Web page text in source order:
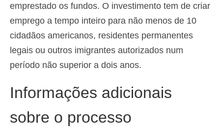
emprestado os fundos. O investimento tem de criar
emprego a tempo inteiro para não menos de 10
cidadãos americanos, residentes permanentes
legais ou outros imigrantes autorizados num
período não superior a dois anos.
Informações adicionais
sobre o processo